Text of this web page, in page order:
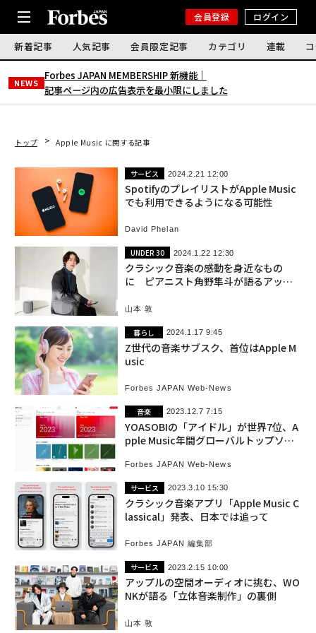
会員登録 ログイン
新着記事 人気記事 会員限定記事 カテゴリ 連載
NEWS
Forbes JAPAN MEMBERSHIP 新機能｜
記事ページ内の広告表示を最小限にしました
トップ Apple Music に関する記事
サービス 2024.2.21 12:00
SpotifyのプレイリストがApple Music
でも利用できるようになる可能性
David Phelan
UNDER 30 2024.1.22 12:30
クラシック音楽の感動を身近なもの
に ピアニスト角野隼斗が語るアップ
山本 敦
暮らし 2024.1.17 9:45
Z世代の音楽サブスク、首位はApple M
usic
Forbes JAPAN Web-News
音楽 2023.12.7 7:15
YOASOBIの「アイドル」が世界7位、A
pple Music年間グローバルトップソン
Forbes JAPAN Web-News
サービス 2023.3.10 15:30
クラシック音楽アプリ「Apple Music C
lassical」発表、日本では追って
Forbes JAPAN 編集部
サービス 2023.2.15 10:00
アップルの空間オーディオに挑む、WO
NKが語る「立体音楽制作」の裏側
山本 敦